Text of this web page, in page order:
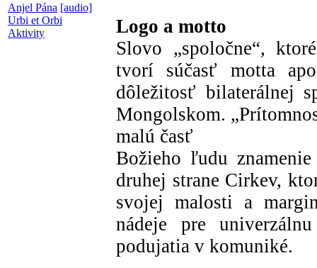
Anjel Pána [audio]
Urbi et Orbi
Aktivity
Logo a motto
Slovo „spoločne“,
tvorí súčasť motta
dôležitosť bilaterálnej
Mongolskom.
malú časť
Božieho ľudu
druhej strane Cirkev,
svojej malosti a
nádeje pre
podujatia v komuniké.